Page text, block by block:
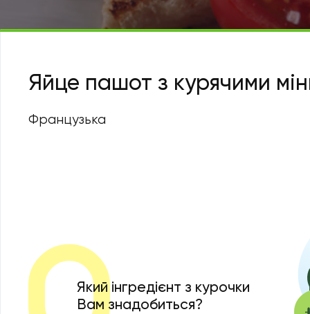
Яйце пашот з курячими
Французька
Який інгредієнт з курочки
Вам знадобиться?